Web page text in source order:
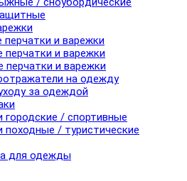
перчатки и варежки
перчатки и варежки
перчатки и варежки
на одежду
за одеждой
городские / спортивные
походные / туристические
для одежды